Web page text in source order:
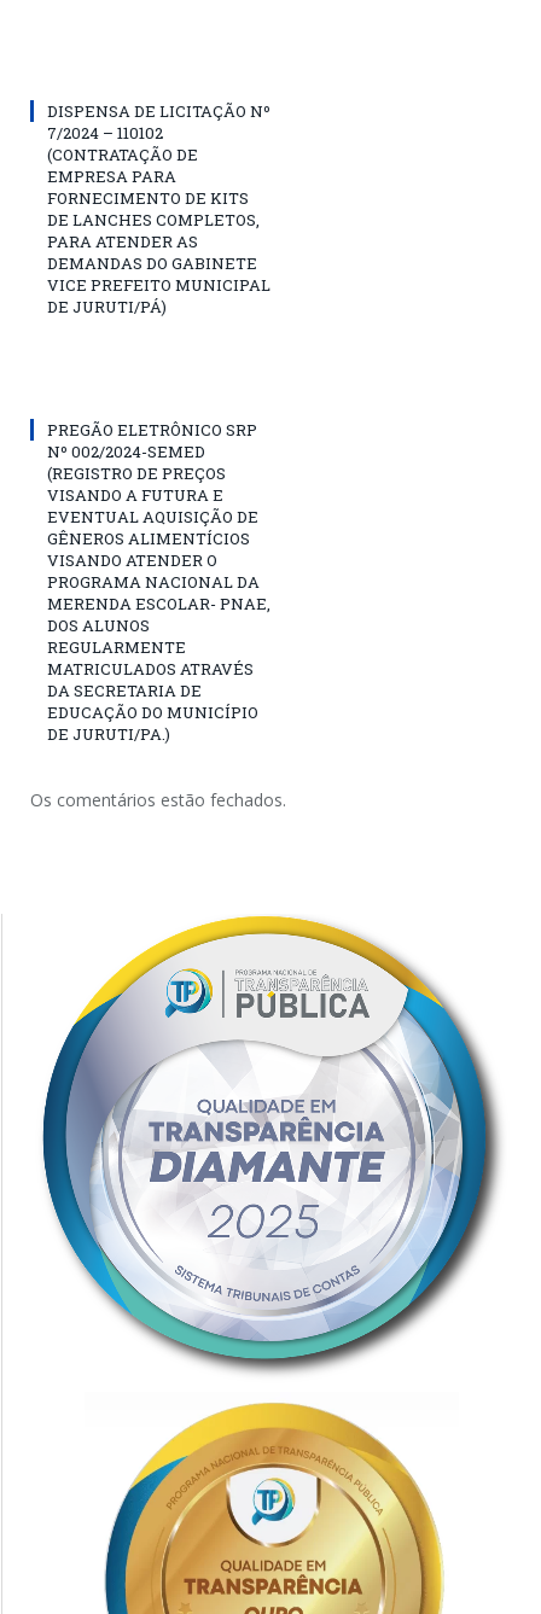
DISPENSA DE LICITAÇÃO Nº
7/2024 – 110102
(CONTRATAÇÃO DE
EMPRESA PARA
FORNECIMENTO DE KITS
DE LANCHES COMPLETOS,
PARA ATENDER AS
DEMANDAS DO GABINETE
VICE PREFEITO MUNICIPAL
DE JURUTI/PÁ)
PREGÃO ELETRÔNICO SRP
Nº 002/2024-SEMED
(REGISTRO DE PREÇOS
VISANDO A FUTURA E
EVENTUAL AQUISIÇÃO DE
GÊNEROS ALIMENTÍCIOS
VISANDO ATENDER O
PROGRAMA NACIONAL DA
MERENDA ESCOLAR- PNAE,
DOS ALUNOS
REGULARMENTE
MATRICULADOS ATRAVÉS
DA SECRETARIA DE
EDUCAÇÃO DO MUNICÍPIO
DE JURUTI/PA.)
Os comentários estão fechados.